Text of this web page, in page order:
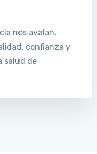
nos avalan,
confianza y
salud de